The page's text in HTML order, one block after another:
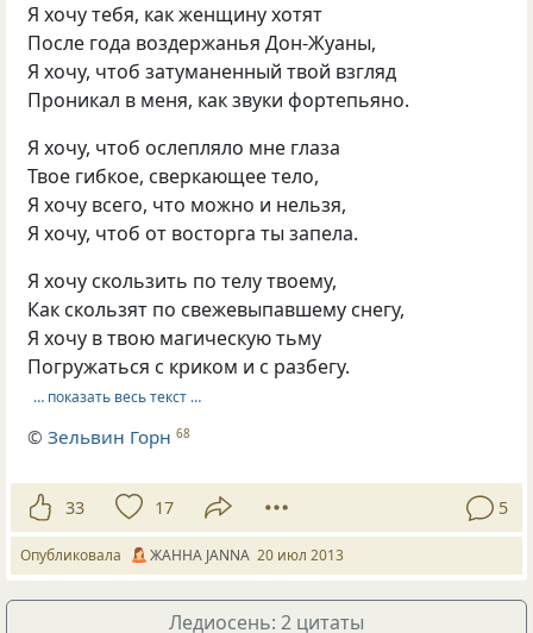
Я хочу тебя, как женщину хотят
После года воздержанья Дон-Жуаны,
Я хочу, чтоб затуманенный твой взгляд
Проникал в меня, как звуки фортепьяно.
Я хочу, чтоб ослепляло мне глаза
Твое гибкое, сверкающее тело,
Я хочу всего, что можно и нельзя,
Я хочу, чтоб от восторга ты запела.
Я хочу скользить по телу твоему,
Как скользят по свежевыпавшему снегу,
Я хочу в твою магическую тьму
Погружаться с криком и с разбегу.
… показать весь текст …
©Зельвин Горн 68
33 17 5
Опубликовала ЖАННА JANNA 20 июл 2013
Ледиосень: 2 цитаты